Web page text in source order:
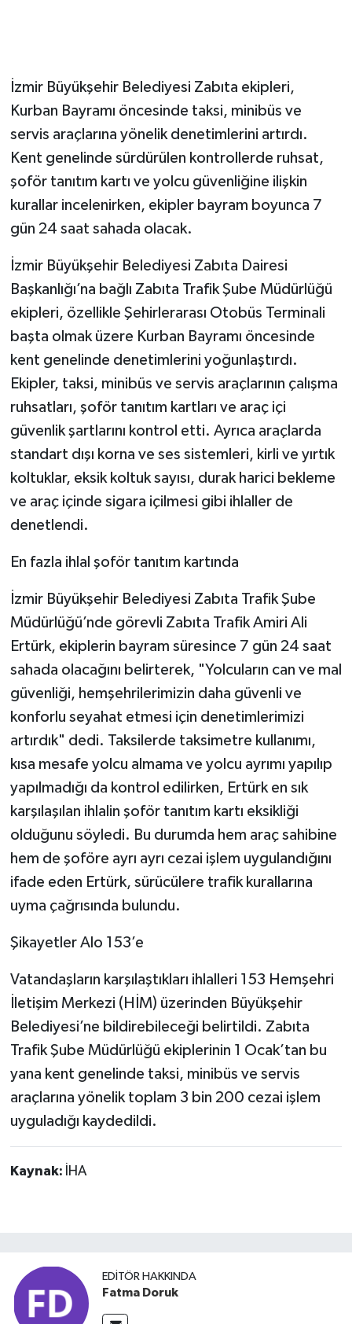
İzmir Büyükşehir Belediyesi Zabıta ekipleri,
Kurban Bayramı öncesinde taksi, minibüs ve
servis araçlarına yönelik denetimlerini artırdı.
Kent genelinde sürdürülen kontrollerde ruhsat,
şoför tanıtım kartı ve yolcu güvenliğine ilişkin
kurallar incelenirken, ekipler bayram boyunca 7
gün 24 saat sahada olacak.
İzmir Büyükşehir Belediyesi Zabıta Dairesi
Başkanlığı’na bağlı Zabıta Trafik Şube Müdürlüğü
ekipleri, özellikle Şehirlerarası Otobüs Terminali
başta olmak üzere Kurban Bayramı öncesinde
kent genelinde denetimlerini yoğunlaştırdı.
Ekipler, taksi, minibüs ve servis araçlarının çalışma
ruhsatları, şoför tanıtım kartları ve araç içi
güvenlik şartlarını kontrol etti. Ayrıca araçlarda
standart dışı korna ve ses sistemleri, kirli ve yırtık
koltuklar, eksik koltuk sayısı, durak harici bekleme
ve araç içinde sigara içilmesi gibi ihlaller de
denetlendi.
En fazla ihlal şoför tanıtım kartında
İzmir Büyükşehir Belediyesi Zabıta Trafik Şube
Müdürlüğü’nde görevli Zabıta Trafik Amiri Ali
Ertürk, ekiplerin bayram süresince 7 gün 24 saat
sahada olacağını belirterek, "Yolcuların can ve mal
güvenliği, hemşehrilerimizin daha güvenli ve
konforlu seyahat etmesi için denetimlerimizi
artırdık" dedi. Taksilerde taksimetre kullanımı,
kısa mesafe yolcu almama ve yolcu ayrımı yapılıp
yapılmadığı da kontrol edilirken, Ertürk en sık
karşılaşılan ihlalin şoför tanıtım kartı eksikliği
olduğunu söyledi. Bu durumda hem araç sahibine
hem de şoföre ayrı ayrı cezai işlem uygulandığını
ifade eden Ertürk, sürücülere trafik kurallarına
uyma çağrısında bulundu.
Şikayetler Alo 153’e
Vatandaşların karşılaştıkları ihlalleri 153 Hemşehri
İletişim Merkezi (HİM) üzerinden Büyükşehir
Belediyesi’ne bildirebileceği belirtildi. Zabıta
Trafik Şube Müdürlüğü ekiplerinin 1 Ocak’tan bu
yana kent genelinde taksi, minibüs ve servis
araçlarına yönelik toplam 3 bin 200 cezai işlem
uyguladığı kaydedildi.
Kaynak: İHA
EDITÖR HAKKINDA
Fatma Doruk